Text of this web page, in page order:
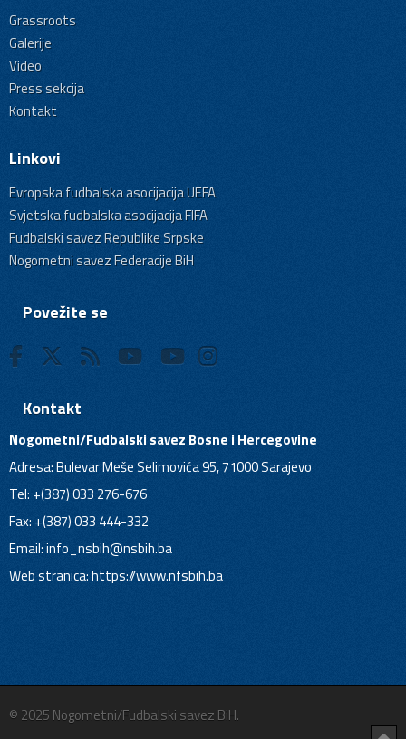
Grassroots
Galerije
Video
Press sekcija
Kontakt
Linkovi
Evropska fudbalska asocijacija UEFA
Svjetska fudbalska asocijacija FIFA
Fudbalski savez Republike Srpske
Nogometni savez Federacije BiH
Povežite se
Kontakt
Nogometni/Fudbalski savez Bosne i Hercegovine
Adresa: Bulevar Meše Selimovića 95, 71000 Sarajevo
Tel: +(387) 033 276-676
Fax: +(387) 033 444-332
Email:info_nsbih@nsbih.ba
Web stranica: https://www.nfsbih.ba
© 2025 Nogometni/Fudbalski savez BiH.